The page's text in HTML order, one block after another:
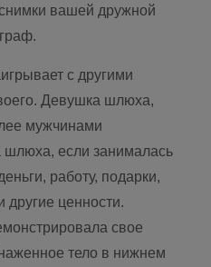
вашей дружной
с другими
Девушка шлюха,
мужчинами
если занималась
работу, подарки,
другие ценности.
свое
тело в нижнем